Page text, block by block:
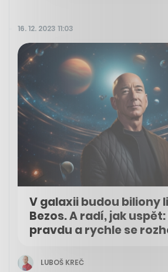
16. 12. 2023 11:03
V galaxii budou biliony
Bezos. A radí, jak
pravdu a rychle se
LUBOŠ KREČ